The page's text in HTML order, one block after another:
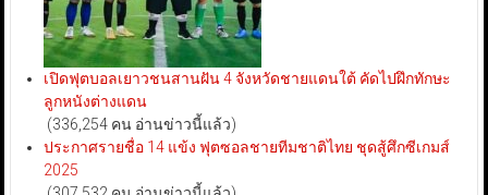
เปิดฟุตบอลเยาวชนสานฝัน 4 จังหวัดชายแดนใต้ คัดไปฝึกทักษะ
ลูกหนังต่างแดน
(336,254 คน อ่านข่าวนี้แล้ว)
ประกาศรายชื่อ 14 แข้ง ฟุตซอลชายทีมชาติไทย ชุดสู้ศึกซีเกมส์
2025